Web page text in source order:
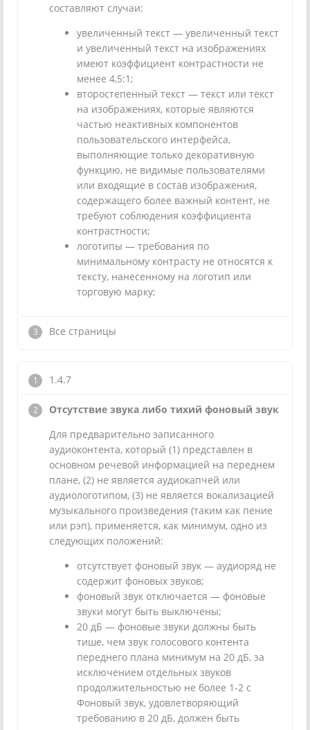
составляют случаи:
увеличенный текст — увеличенный текст
и увеличенный текст на изображениях
имеют коэффициент контрастности не
менее 4,5:1;
второстепенный текст — текст или текст
на изображениях, которые являются
частью неактивных компонентов
пользовательского интерфейса,
выполняющие только декоративную
функцию, не видимые пользователями
или входящие в состав изображения,
содержащего более важный контент, не
требуют соблюдения коэффициента
контрастности;
логотипы — требования по
минимальному контрасту не относятся к
тексту, нанесенному на логотип или
торговую марку;
Все страницы
1.4.7
Отсутствие звука либо тихий фоновый звук
Для предварительно записанного
аудиоконтента, который (1) представлен в
основном речевой информацией на переднем
плане, (2) не является аудиокапчей или
аудиологотипом, (3) не является вокализацией
музыкального произведения (таким как пение
или рэп), применяется, как минимум, одно из
следующих положений:
отсутствует фоновый звук — аудиоряд не
содержит фоновых звуков;
фоновый звук отключается — фоновые
звуки могут быть выключены;
20 дБ — фоновые звуки должны быть
тише, чем звук голосового контента
переднего плана минимум на 20 дБ, за
исключением отдельных звуков
продолжительностью не более 1-2 с
Фоновый звук, удовлетворяющий
требованию в 20 дБ, должен быть